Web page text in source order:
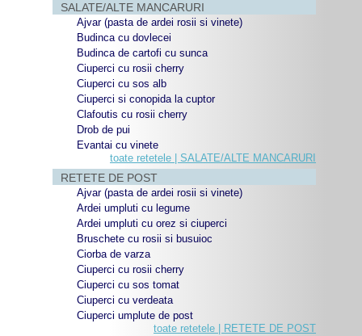
SALATE/ALTE MANCARURI
Ajvar (pasta de ardei rosii si vinete)
Budinca cu dovlecei
Budinca de cartofi cu sunca
Ciuperci cu rosii cherry
Ciuperci cu sos alb
Ciuperci si conopida la cuptor
Clafoutis cu rosii cherry
Drob de pui
Evantai cu vinete
toate retetele | SALATE/ALTE MANCARURI
RETETE DE POST
Ajvar (pasta de ardei rosii si vinete)
Ardei umpluti cu legume
Ardei umpluti cu orez si ciuperci
Bruschete cu rosii si busuioc
Ciorba de varza
Ciuperci cu rosii cherry
Ciuperci cu sos tomat
Ciuperci cu verdeata
Ciuperci umplute de post
toate retetele | RETETE DE POST